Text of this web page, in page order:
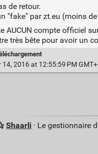
de retour.
"fake" par zt.eu (moins
AUCUN compte officiel
très bête pour avoir un
2016 at 12:55:59 PM
Shaarli · Le gestionnaire